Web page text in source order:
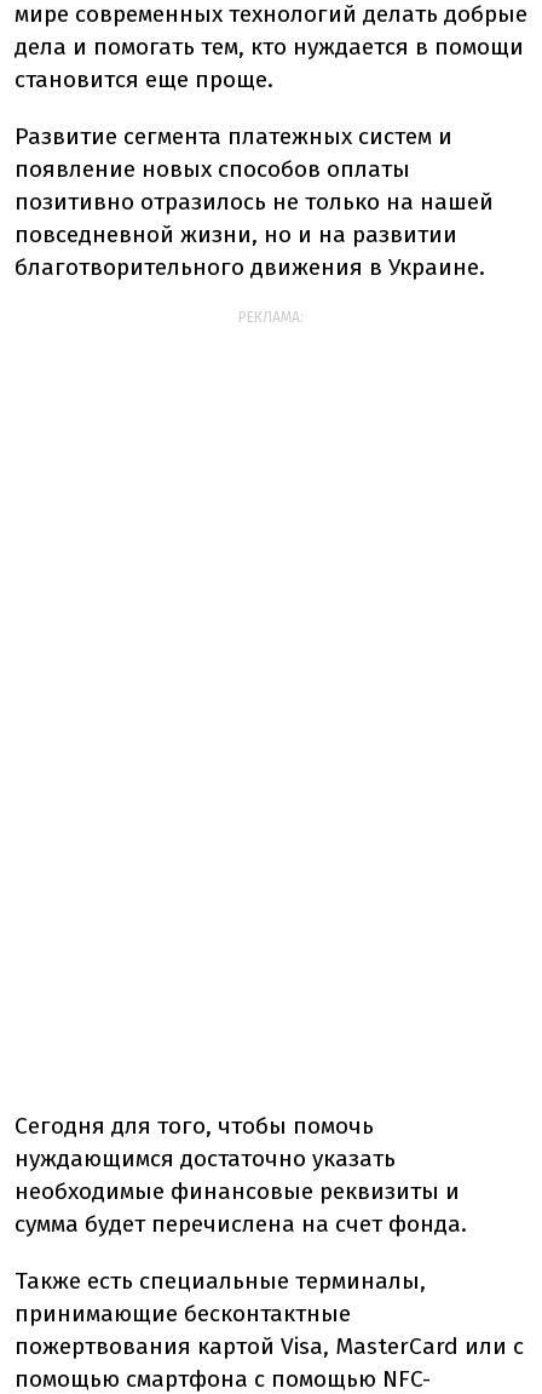
мире современных технологий делать добрые
дела и помогать тем, кто нуждается в помощи
становится еще проще.
Развитие сегмента платежных систем и
появление новых способов оплаты
позитивно отразилось не только на нашей
повседневной жизни, но и на развитии
благотворительного движения в Украине.
РЕКЛАМА:
Сегодня для того, чтобы помочь
нуждающимся достаточно указать
необходимые финансовые реквизиты и
сумма будет перечислена на счет фонда.
Также есть специальные терминалы,
принимающие бесконтактные
пожертвования картой Visa, MasterCard или с
помощью смартфона с помощью NFC-